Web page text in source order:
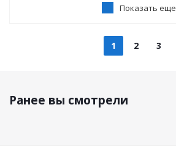
Показать еще
1 2 3
Ранее вы смотрели